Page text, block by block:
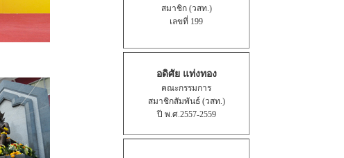
สมาชิก (วสท.)
เลขที่ 199
อดิศัย แท่งทอง
คณะกรรมการ
สมาชิกสัมพันธ์ (วสท.)
ปี พ.ศ.2557-2559